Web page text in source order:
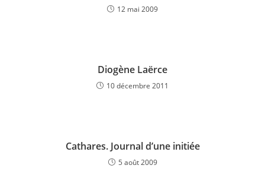
12 mai 2009
Diogène Laërce
10 décembre 2011
Cathares. Journal d’une initiée
5 août 2009